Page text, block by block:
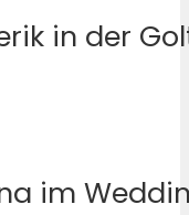
in der
im